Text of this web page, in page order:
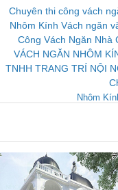
Chuyên thi công vách
Nhôm Kính Vách ngăn
Công Vách Ngăn Nhà
VÁCH NGĂN NHÔM
TNHH TRANG TRÍ NỘI
Nhôm